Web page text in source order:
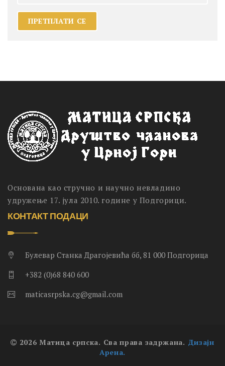
Основана као стручно и научно невладино
удружење 17. јула 2010. године у Подгорици.
КОНТАКТ ПОДАЦИ
Булевар Станка Драгојевића бб, 81 000 Подгорица
+382 (0)68 840 600
maticasrpska.cg@gmail.com
2026 Матица српска. Сва права задржана. Дизајн
Арена.